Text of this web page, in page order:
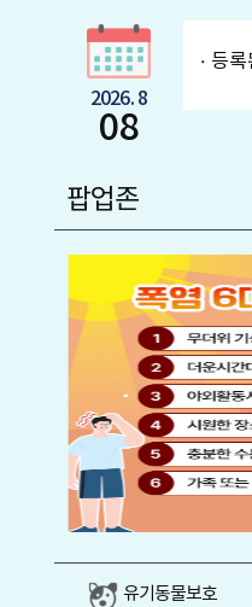
2026. 8
08
등록
팝업존
유기동물보호